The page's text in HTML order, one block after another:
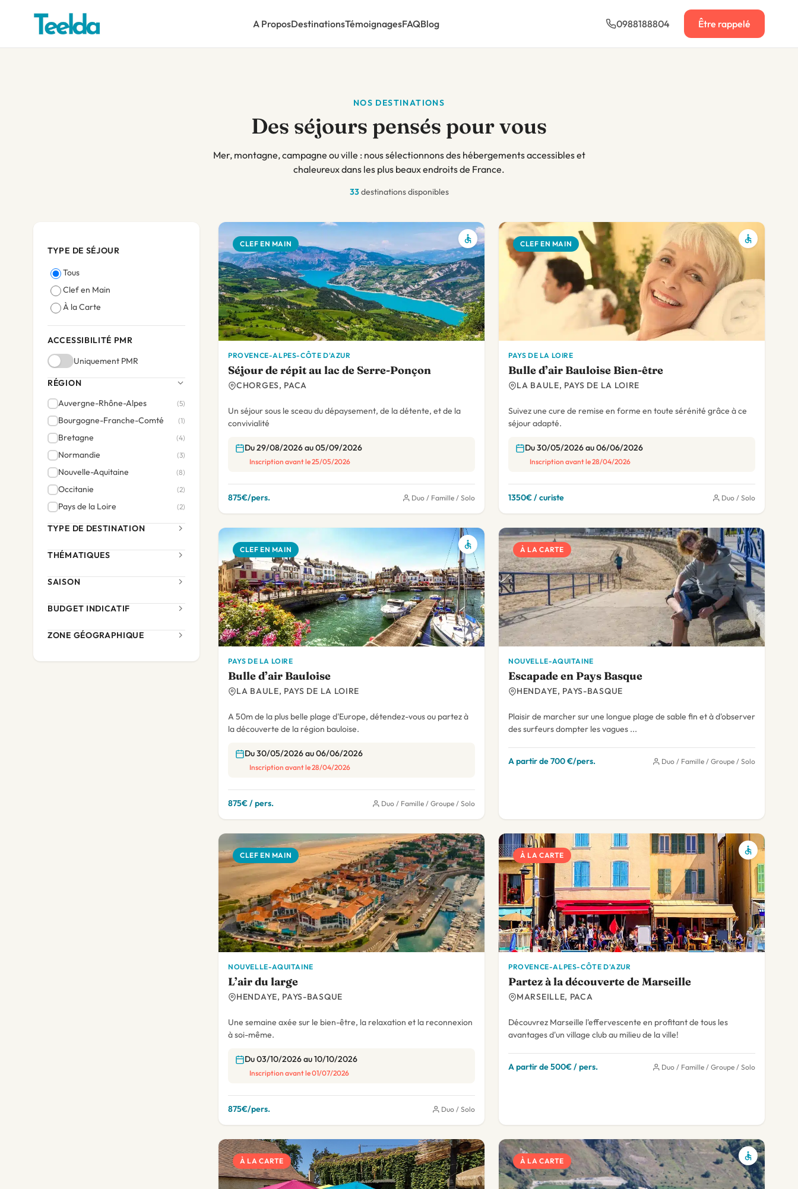
A ProposDestinationsTémoignagesFAQBlog 0988188804 Être rappelé
NOS DESTINATIONS
Des séjours pensés pour vous
Mer, montagne, campagne ou ville : nous sélectionnons des hébergements accessibles et
chaleureux dans les plus beaux endroits de France.
33destinations disponibles
TYPE DE SÉJOUR
Tous
Clef en Main
À la Carte
ACCESSIBILITÉ PMR
Uniquement PMR
RÉGION
Auvergne-Rhône-Alpes
(5)
Bourgogne-Franche-Comté (1)
Bretagne (4)
Normandie (3)
Nouvelle-Aquitaine (8)
Occitanie (2)
Pays de la Loire (2)
Provence-Alpes-Côte d'Azur (7)
TYPE DE DESTINATION
THÉMATIQUES
SAISON
BUDGET INDICATIF
ZONE GÉOGRAPHIQUE
CLEF EN MAIN
PROVENCE-ALPES-CÔTE D'AZUR
Séjour de répit au lac de Serre-Ponçon
CHORGES, PACA
Un séjour sous le sceau du dépaysement, de la détente, et de la
convivialité
Du 29/08/2026 au 05/09/2026
Inscription avant le 25/05/2026
875€/pers. Duo / Famille / Solo
CLEF EN MAIN
PAYS DE LA LOIRE
Bulle d’air Bauloise Bien-être
LA BAULE, PAYS DE LA LOIRE
Suivez une cure de remise en forme en toute sérénité grâce à ce
séjour adapté.
Du 30/05/2026 au 06/06/2026
Inscription avant le 28/04/2026
1350€ / curiste Duo / Solo
CLEF EN MAIN
PAYS DE LA LOIRE
Bulle d’air Bauloise
LA BAULE, PAYS DE LA LOIRE
A 50m de la plus belle plage d'Europe, détendez-vous ou partez à
la découverte de la région bauloise.
Du 30/05/2026 au 06/06/2026
Inscription avant le 28/04/2026
875€ / pers. Duo / Famille / Groupe / Solo
À LA CARTE
NOUVELLE-AQUITAINE
Escapade en Pays Basque
HENDAYE, PAYS-BASQUE
Plaisir de marcher sur une longue plage de sable fin et à d'observer
des surfeurs dompter les vagues ...
A partir de 700 €/pers. Duo / Famille / Groupe / Solo
CLEF EN MAIN
NOUVELLE-AQUITAINE
L’air du large
HENDAYE, PAYS-BASQUE
Une semaine axée sur le bien-être, la relaxation et la reconnexion
à soi-même.
Du 03/10/2026 au 10/10/2026
Inscription avant le 01/07/2026
875€/pers. Duo / Solo
À LA CARTE
PROVENCE-ALPES-CÔTE D'AZUR
Partez à la découverte de Marseille
MARSEILLE, PACA
Découvrez Marseille l'effervescente en profitant de tous les
avantages d'un village club au milieu de la ville!
A partir de 500€ / pers. Duo / Famille / Groupe / Solo
À LA CARTE À LA CARTE